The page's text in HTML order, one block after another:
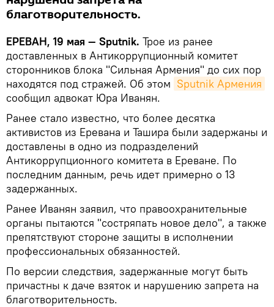
благотворительность.
ЕРЕВАН, 19 мая — Sputnik. Трое из ранее
доставленных в Антикоррупционный комитет
сторонников блока "Сильная Армения" до сих пор
находятся под стражей. Об этом Sputnik Армения
сообщил адвокат Юра Иванян.
Ранее стало известно, что более десятка
активистов из Еревана и Ташира были задержаны и
доставлены в одно из подразделений
Антикоррупционного комитета в Ереване. По
последним данным, речь идет примерно о 13
задержанных.
Ранее Иванян заявил, что правоохранительные
органы пытаются "состряпать новое дело", а также
препятствуют стороне защиты в исполнении
профессиональных обязанностей.
По версии следствия, задержанные могут быть
причастны к даче взяток и нарушению запрета на
благотворительность.